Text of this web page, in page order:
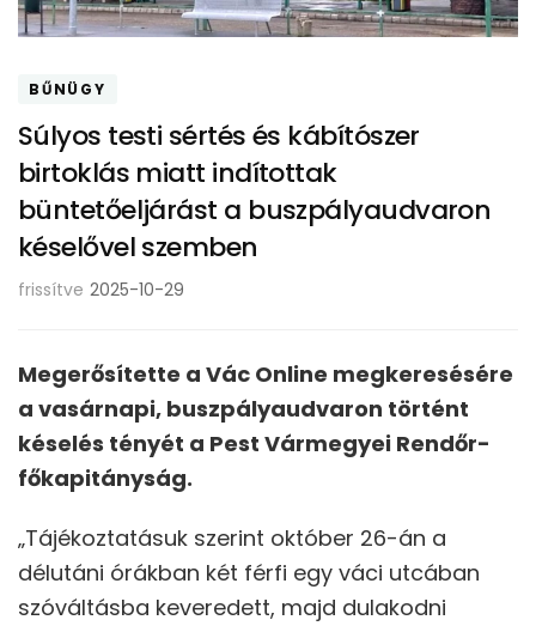
BŰNÜGY
Súlyos testi sértés és kábítószer
birtoklás miatt indítottak
büntetőeljárást a buszpályaudvaron
késelővel szemben
frissítve 2025-10-29
Megerősítette a Vác Online megkeresésére
a vasárnapi, buszpályaudvaron történt
késelés tényét a Pest Vármegyei Rendőr-
főkapitányság.
„Tájékoztatásuk szerint október 26-án a
délutáni órákban két férfi egy váci utcában
szóváltásba keveredett, majd dulakodni